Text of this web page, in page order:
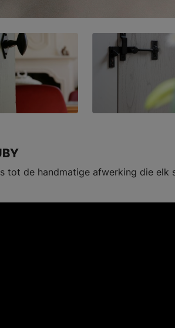
tot de handmatige afwerking die elk